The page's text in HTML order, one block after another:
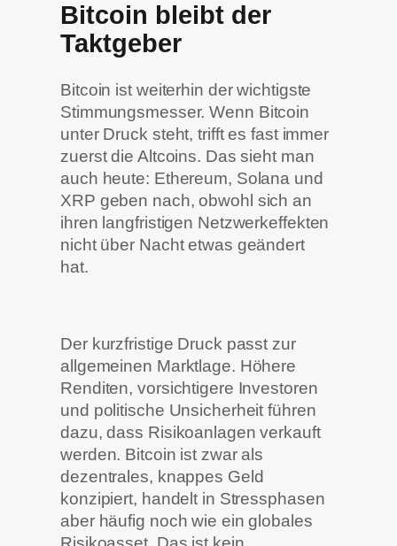
Bitcoin bleibt der
Taktgeber
Bitcoin ist weiterhin der wichtigste
Stimmungsmesser. Wenn Bitcoin
unter Druck steht, trifft es fast immer
zuerst die Altcoins. Das sieht man
auch heute: Ethereum, Solana und
XRP geben nach, obwohl sich an
ihren langfristigen Netzwerkeffekten
nicht über Nacht etwas geändert
hat.
Der kurzfristige Druck passt zur
allgemeinen Marktlage. Höhere
Renditen, vorsichtigere Investoren
und politische Unsicherheit führen
dazu, dass Risikoanlagen verkauft
werden. Bitcoin ist zwar als
dezentrales, knappes Geld
konzipiert, handelt in Stressphasen
aber häufig noch wie ein globales